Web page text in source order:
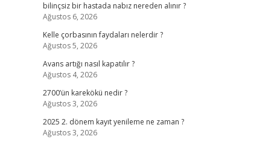
bilinçsiz bir hastada nabız nereden alınır ?
Ağustos 6, 2026
Kelle çorbasının faydaları nelerdir ?
Ağustos 5, 2026
Avans artığı nasıl kapatılır ?
Ağustos 4, 2026
2700’ün karekökü nedir ?
Ağustos 3, 2026
2025 2. dönem kayıt yenileme ne zaman ?
Ağustos 3, 2026